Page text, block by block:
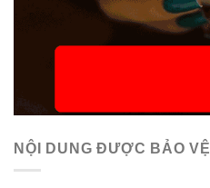
NỘI DUNG ĐƯỢC BẢO VỆ